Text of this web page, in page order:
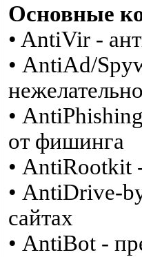
Основные
• AntiVir -
• AntiAd/
•
от фишинга
• AntiRootkit
• AntiDrive-
сайтах
• AntiBot -